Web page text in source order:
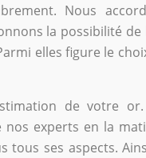
Nous
la possibilité de
elles figure le
de votre
nos experts en la
tous ses aspects.